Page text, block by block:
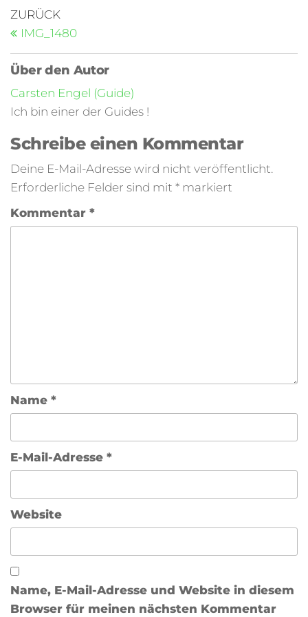
ZURÜCK
IMG_1480
Über den Autor
Carsten Engel (Guide)
Ich bin einer der Guides !
Schreibe einen Kommentar
Deine E-Mail-Adresse wird nicht veröffentlicht.
Erforderliche Felder sind mit * markiert
Kommentar *
Name *
E-Mail-Adresse *
Website
Name, E-Mail-Adresse und Website in diesem
Browser für meinen nächsten Kommentar